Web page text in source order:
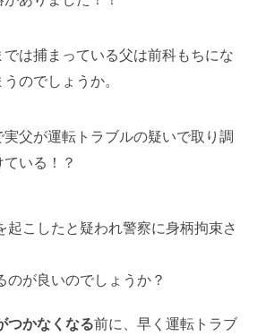
では捕まっている父は前科もちにな
のでしょうか。
実父が運転トラブルの疑いで取り調
いる！？
起こしたと疑われ警察に身柄拘束さ
のが良いのでしょうか？
つかなくなる前に、早く運転トラブ